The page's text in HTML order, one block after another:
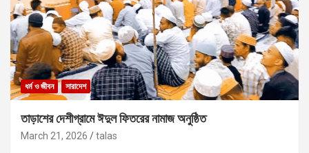
ধর্ম ও জীবন সারাদেশ
তাড়াশের দেশীগ্রামে ঈদুল ফিতরের নামাজ অনুষ্ঠিত
March 21, 2026 talas